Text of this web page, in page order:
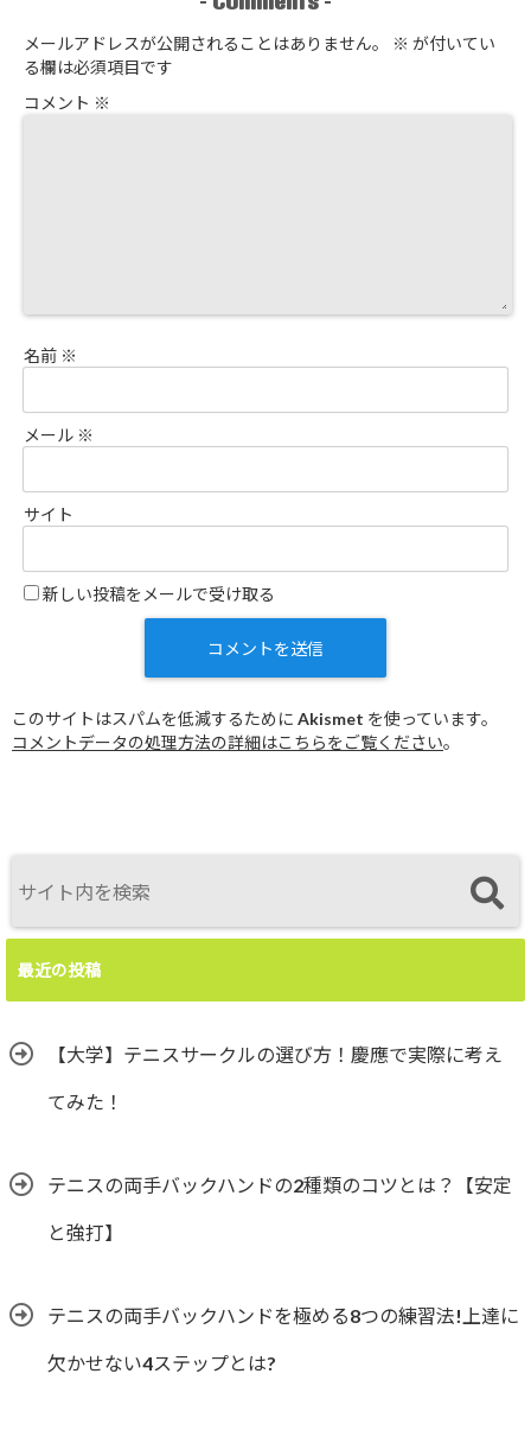
メールアドレスが公開されることはありません。 ※ が付いてい
る欄は必須項目です
コメント ※
名前 ※
メール ※
サイト
新しい投稿をメールで受け取る
このサイトはスパムを低減するために Akismet を使っています。
コメントデータの処理方法の詳細はこちらをご覧ください。
最近の投稿
【大学】テニスサークルの選び方！慶應で実際に考え
てみた！
テニスの両手バックハンドの2種類のコツとは？【安定
と強打】
テニスの両手バックハンドを極める8つの練習法!上達に
欠かせない4ステップとは?